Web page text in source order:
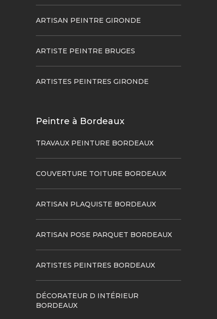
ARTISAN PEINTRE GIRONDE
ARTISTE PEINTRE BRUGES
ARTISTES PEINTRES GIRONDE
Peintre à Bordeaux
TRAVAUX PEINTURE BORDEAUX
COUVERTURE TOITURE BORDEAUX
ARTISAN PLAQUISTE BORDEAUX
ARTISAN POSE PARQUET BORDEAUX
ARTISTES PEINTRES BORDEAUX
DÉCORATEUR D INTÉRIEUR
BORDEAUX